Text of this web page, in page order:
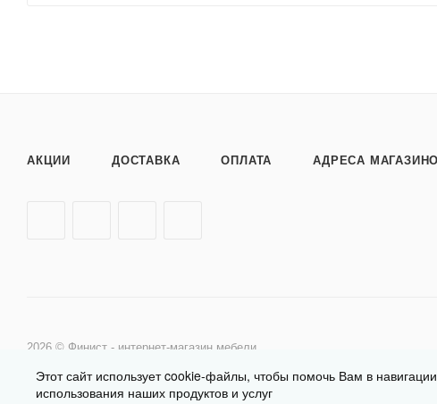
АКЦИИ ДОСТАВКА ОПЛАТА АДРЕСА
2026 © Финист - интернет-магазин мебели
Этот сайт использует cookie-файлы, чтобы помочь Вам в
использования наших продуктов и услуг